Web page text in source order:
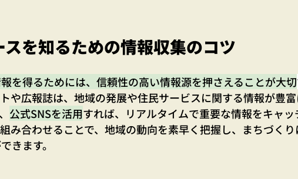
を知るための情報収集のコツ
を得るためには、信頼性の高い情報源を押さえることが大切
や広報誌は、地域の発展や住民サービスに関する情報が豊
公式SNSを活用すれば、リアルタイムで重要な情報をキャッ
み合わせることで、地域の動向を素早く把握し、まちづくり
きます。